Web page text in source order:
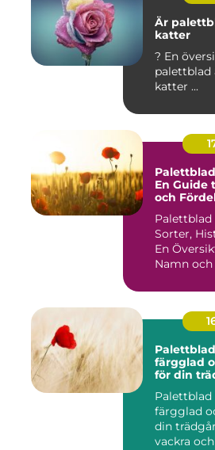
Är
katter
? En översikt över om
katter ...
En Guide
och
Sorter,
En
Namn och
färgglad
för din
Palettblad
färgglad
din trädgård Inledning:
vackra